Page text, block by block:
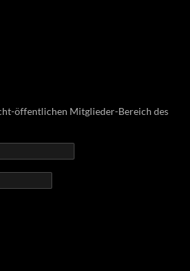
öffentlichen Mitglieder-Bereich des